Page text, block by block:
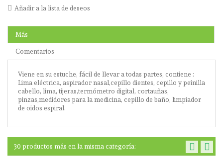
Añadir a la lista de deseos
Más
Comentarios
Viene en su estuche, fácil de llevar a todas partes, contiene :
Lima eléctrica, aspirador nasal,cepillo dientes, cepillo y peinilla
cabello, lima, tijeras,termómetro digital, cortauñas,
pinzas,medidores para la medicina, cepillo de baño, limpiador
de oidos espiral.
30 productos más en la misma categoría: